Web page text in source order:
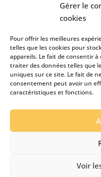
Gérer le
cookies
Pour offrir les meilleures
telles que les cookies pour
appareils. Le fait de consentir
traiter des données telles que
uniques sur ce site. Le fait de
consentement peut avoir un
caractéristiques et fonctions.
Voir
Rue
1470
Tél